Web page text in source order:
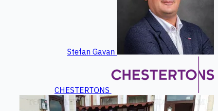
Stefan Gavan
CHESTERTONS